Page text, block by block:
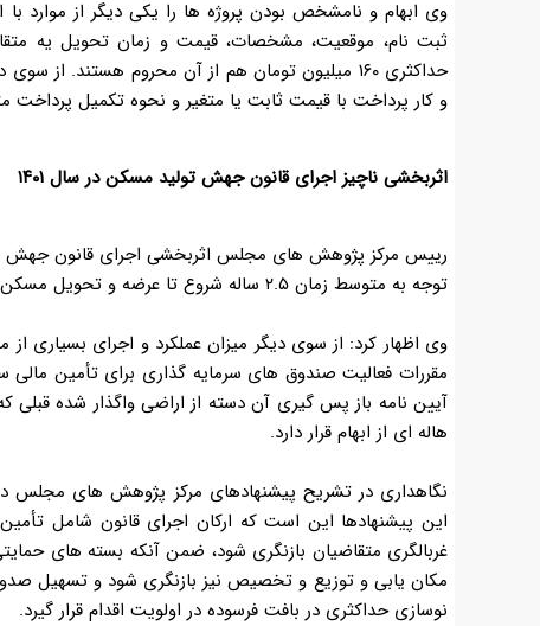
وی ابهام و نامشخص بودن پروژه ها را یکی دیگر از موارد
ثبت نام، موقعیت، مشخصات، قیمت و زمان تحویل یه
حداکثری ۱۶۰ میلیون تومان هم از آن محروم هستند.
و کار پرداخت با قیمت ثابت یا متغیر و نحوه تکمیل پرداخت
اثربخشی ناچیز اجرای قانون جهش تولید مسکن در سال ۱۴۰۱
توجه به متوسط زمان ۲.۵ ساله شروع تا عرضه و تحویل مسکن، تداوم این وضعیت در سال ۱۴۰۲ نیز محتمل ترین سناریوی پیش روست
وی اظهار کرد: از سوی دیگر میزان عملکرد و اجرای بسیاری
مقررات فعالیت صندوق های سرمایه گذاری برای تأمین
آیین نامه باز پس گیری آن دسته از اراضی واگذار شده
هاله ای از ابهام قرار دارد.
نگاهداری در تشریح پیشنهادهای مرکز پژوهش های مجلس
این پیشنهادها این است که ارکان اجرای قانون شامل
غربالگری متقاضیان بازنگری شود، ضمن آنکه بسته های
مکان یابی و توزیع و تخصیص نیز بازنگری شود و تسهیل
نوسازی حداکثری در بافت فرسوده در اولویت اقدام قرار گیرد.